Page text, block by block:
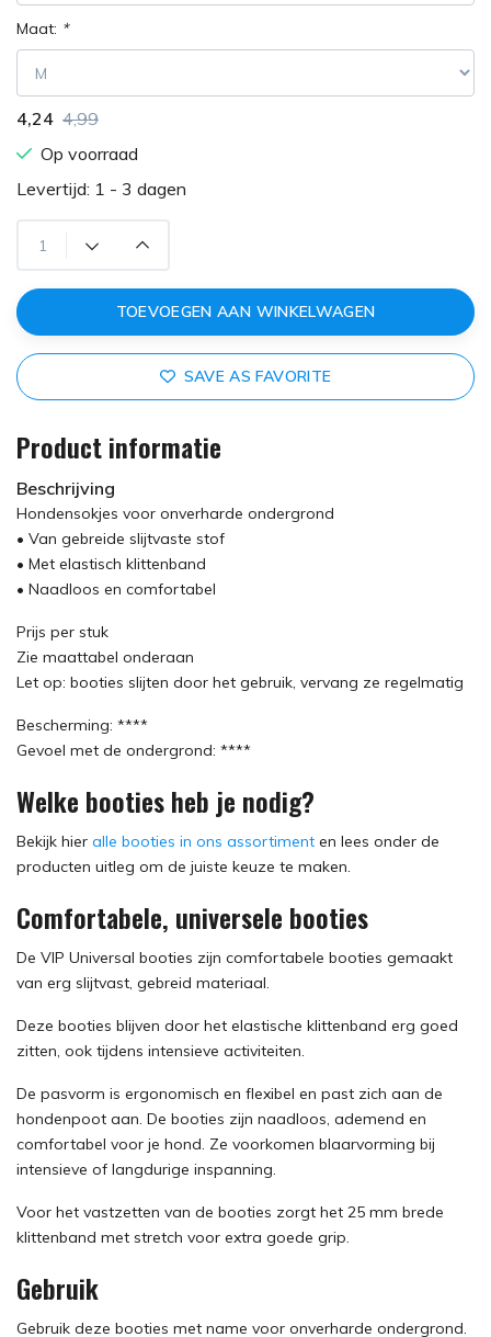
Maat: *
4,24 4,99
Op voorraad
Levertijd: 1 - 3 dagen
TOEVOEGEN AAN WINKELWAGEN
SAVE AS FAVORITE
Product informatie
Beschrijving
Hondensokjes voor onverharde ondergrond
• Van gebreide slijtvaste stof
• Met elastisch klittenband
• Naadloos en comfortabel
Prijs per stuk
Zie maattabel onderaan
Let op: booties slijten door het gebruik, vervang ze regelmatig
Bescherming: ****
Gevoel met de ondergrond: ****
Welke booties heb je nodig?
Bekijk hier alle booties in ons assortiment en lees onder de
producten uitleg om de juiste keuze te maken.
Comfortabele, universele booties
De VIP Universal booties zijn comfortabele booties gemaakt
van erg slijtvast, gebreid materiaal.
Deze booties blijven door het elastische klittenband erg goed
zitten, ook tijdens intensieve activiteiten.
De pasvorm is ergonomisch en flexibel en past zich aan de
hondenpoot aan. De booties zijn naadloos, ademend en
comfortabel voor je hond. Ze voorkomen blaarvorming bij
intensieve of langdurige inspanning.
Voor het vastzetten van de booties zorgt het 25 mm brede
klittenband met stretch voor extra goede grip.
Gebruik
Gebruik deze booties met name voor onverharde ondergrond.